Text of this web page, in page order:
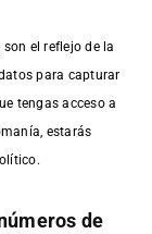
son el reflejo de la
para capturar
tengas acceso a
estarás
de